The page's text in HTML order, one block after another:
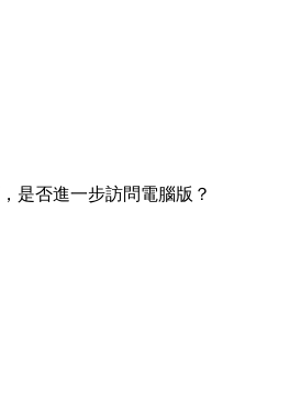
是否進一步訪問電腦版？